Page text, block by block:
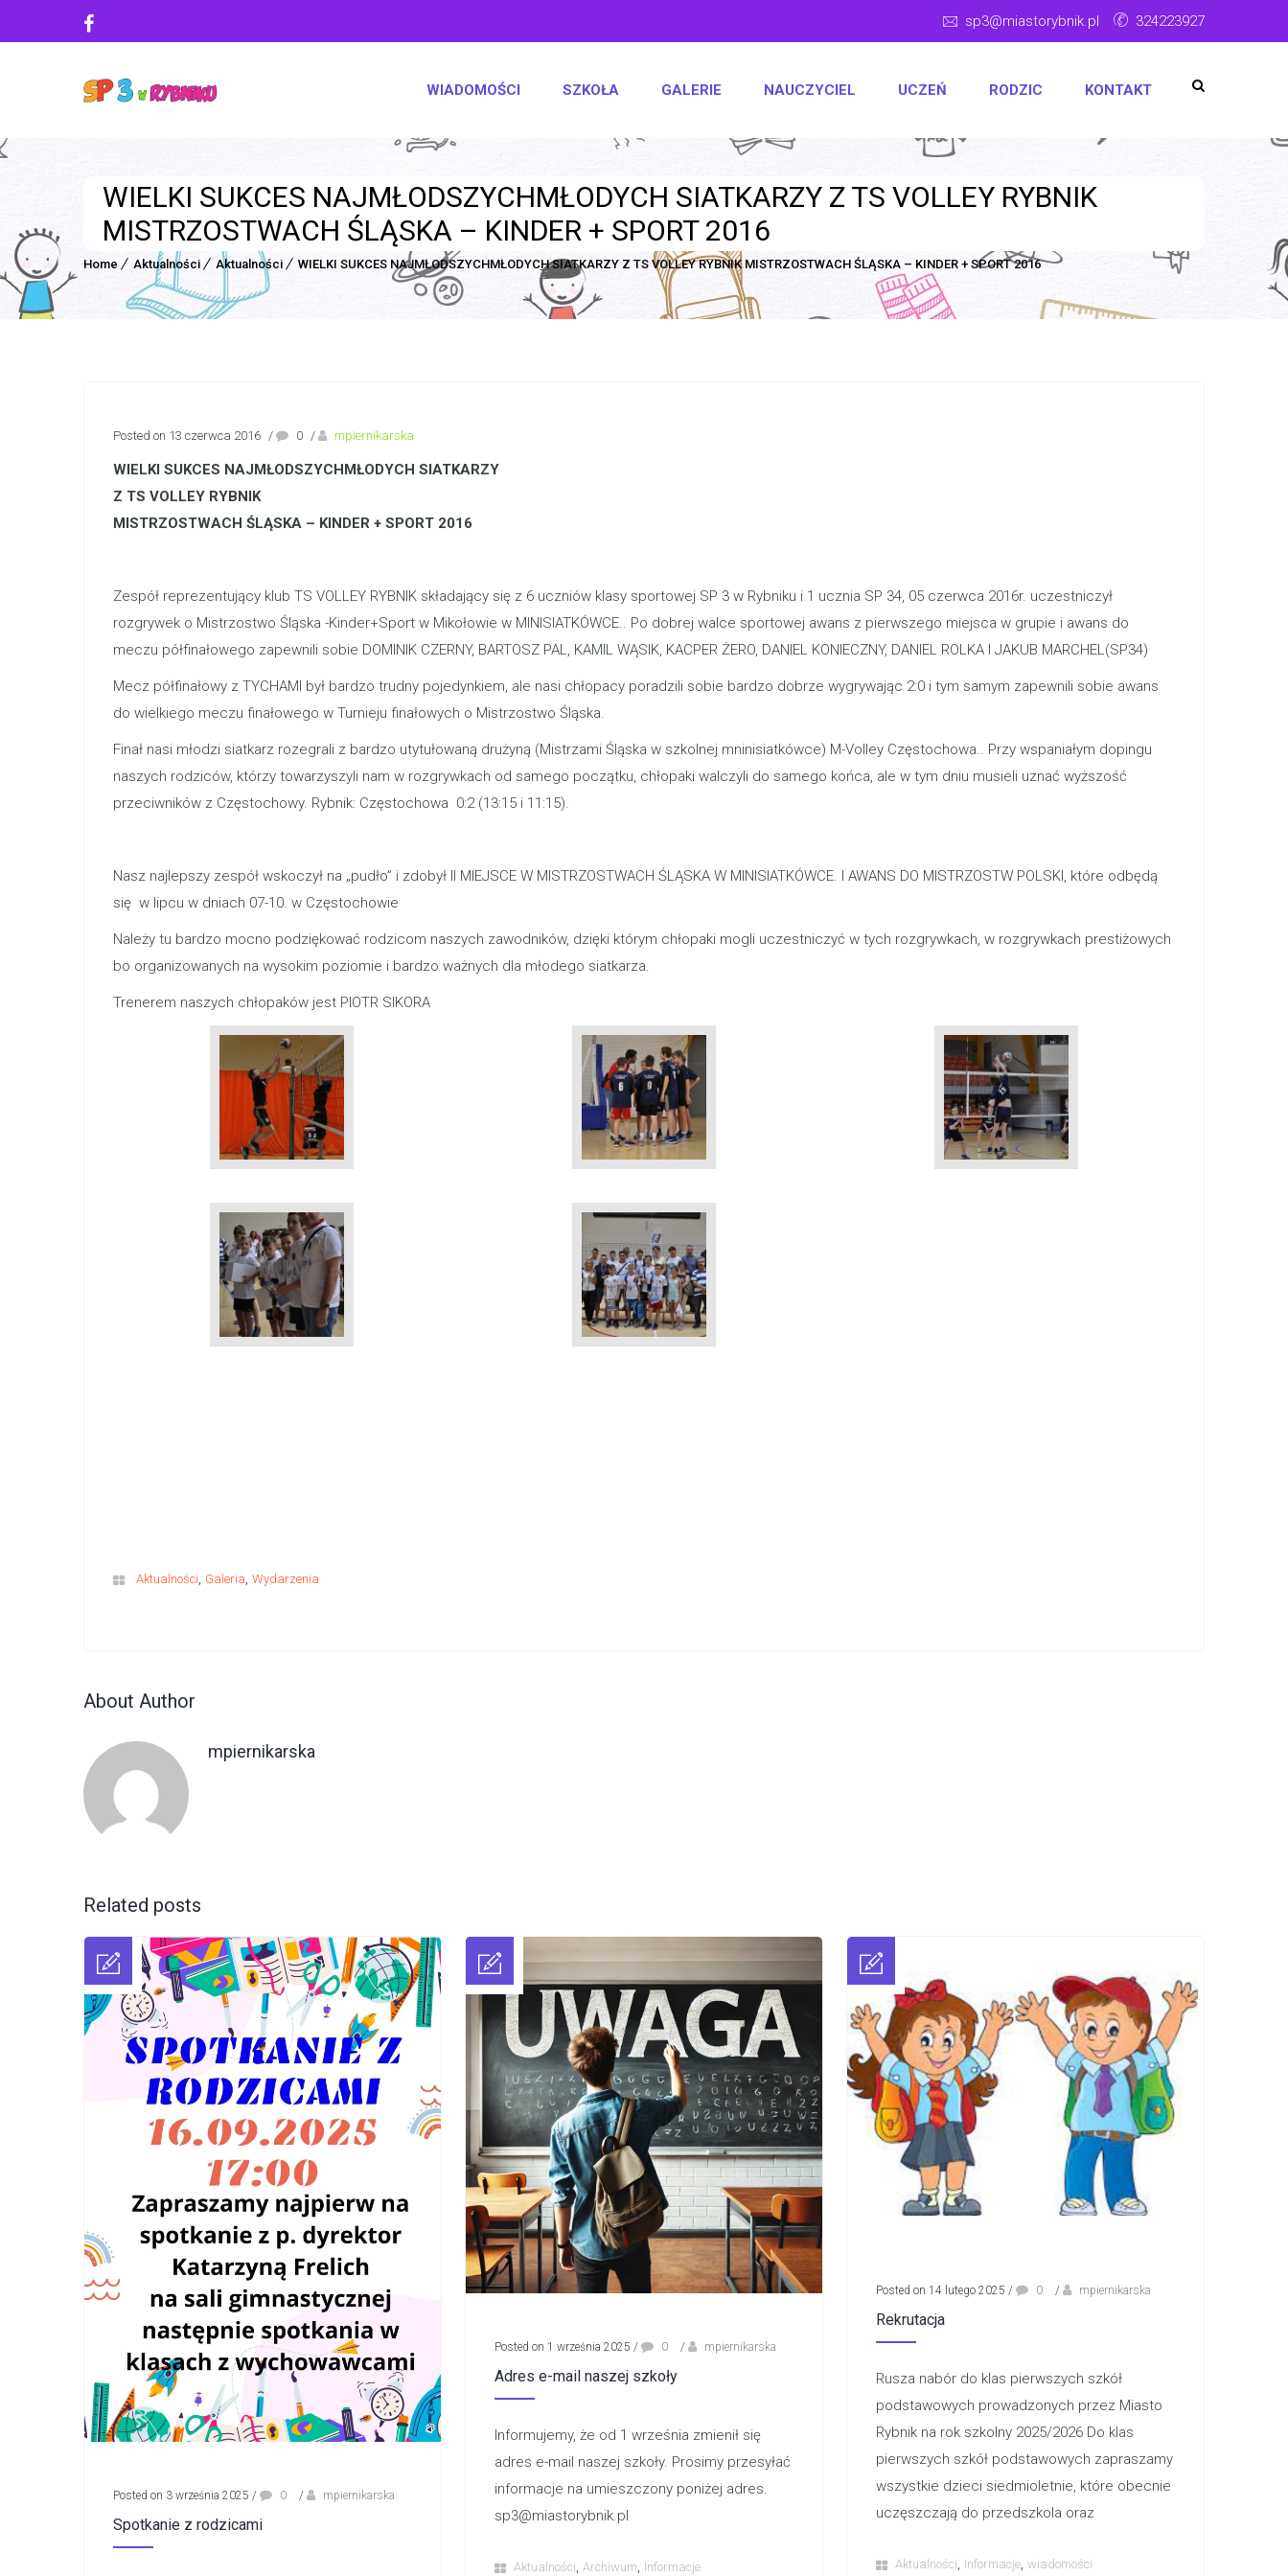
sp3@miastorybnik.pl 324223927
WIADOMOŚCI SZKOŁA GALERIE NAUCZYCIEL UCZEŃ RODZIC KONTAKT
WIELKI SUKCES NAJMŁODSZYCHMŁODYCH SIATKARZY Z TS VOLLEY RYBNIK
MISTRZOSTWACH ŚLĄSKA – KINDER + SPORT 2016
Home Aktualności Aktualności WIELKI SUKCES NAJMŁODSZYCHMŁODYCH SIATKARZY Z TS VOLLEY RYBNIK MISTRZOSTWACH ŚLĄSKA – KINDER + SPORT 2016
Posted on 13 czerwca 2016 / 0 / mpiernikarska
WIELKI SUKCES NAJMŁODSZYCHMŁODYCH SIATKARZY
Z TS VOLLEY RYBNIK
MISTRZOSTWACH ŚLĄSKA – KINDER + SPORT 2016
Zespół reprezentujący klub TS VOLLEY RYBNIK składający się z 6 uczniów klasy sportowej SP 3 w Rybniku i 1 ucznia SP 34, 05 czerwca 2016r. uczestniczył
rozgrywek o Mistrzostwo Śląska -Kinder+Sport w Mikołowie w MINISIATKÓWCE.. Po dobrej walce sportowej awans z pierwszego miejsca w grupie i awans do
meczu półfinałowego zapewnili sobie DOMINIK CZERNY, BARTOSZ PAL, KAMIL WĄSIK, KACPER ŻERO, DANIEL KONIECZNY, DANIEL ROLKA I JAKUB MARCHEL(SP34)
Mecz półfinałowy z TYCHAMI był bardzo trudny pojedynkiem, ale nasi chłopacy poradzili sobie bardzo dobrze wygrywając 2:0 i tym samym zapewnili sobie awans
do wielkiego meczu finałowego w Turnieju finałowych o Mistrzostwo Śląska.
Finał nasi młodzi siatkarz rozegrali z bardzo utytułowaną drużyną (Mistrzami Śląska w szkolnej mninisiatkówce) M-Volley Częstochowa.. Przy wspaniałym dopingu
naszych rodziców, którzy towarzyszyli nam w rozgrywkach od samego początku, chłopaki walczyli do samego końca, ale w tym dniu musieli uznać wyższość
przeciwników z Częstochowy. Rybnik: Częstochowa 0:2 (13:15 i 11:15).
Nasz najlepszy zespół wskoczył na „pudło” i zdobył II MIEJSCE W MISTRZOSTWACH ŚLĄSKA W MINISIATKÓWCE. I AWANS DO MISTRZOSTW POLSKI, które odbędą
się w lipcu w dniach 07-10. w Częstochowie
Należy tu bardzo mocno podziękować rodzicom naszych zawodników, dzięki którym chłopaki mogli uczestniczyć w tych rozgrywkach, w rozgrywkach prestiżowych
bo organizowanych na wysokim poziomie i bardzo ważnych dla młodego siatkarza.
Trenerem naszych chłopaków jest PIOTR SIKORA
Aktualności, Galeria, Wydarzenia
About Author
mpiernikarska
Related posts
Posted on 3 września 2025 / 0 / mpiernikarska
Spotkanie z rodzicami
Posted on 1 września 2025 / 0 / mpiernikarska
Adres e-mail naszej szkoły
Informujemy, że od 1 września zmienił się
adres e-mail naszej szkoły. Prosimy przesyłać
informacje na umieszczony poniżej adres.
sp3@miastorybnik.pl
Aktualności, Archiwum, Informacje
Posted on 14 lutego 2025 / 0 / mpiernikarska
Rekrutacja
Rusza nabór do klas pierwszych szkół
podstawowych prowadzonych przez Miasto
Rybnik na rok szkolny 2025/2026 Do klas
pierwszych szkół podstawowych zapraszamy
wszystkie dzieci siedmioletnie, które obecnie
uczęszczają do przedszkola oraz
Aktualności, Informacje, wiadomości